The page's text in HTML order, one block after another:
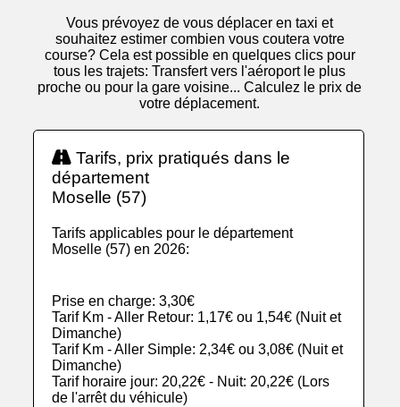
Vous prévoyez de vous déplacer en taxi et
souhaitez estimer combien vous coutera votre
course? Cela est possible en quelques clics pour
tous les trajets: Transfert vers l'aéroport le plus
proche ou pour la gare voisine... Calculez le prix de
votre déplacement.
Tarifs, prix pratiqués dans le
département
Moselle (57)
Tarifs applicables pour le département
Moselle (57) en 2026:
Prise en charge: 3,30€
Tarif Km - Aller Retour: 1,17€ ou 1,54€ (Nuit et
Dimanche)
Tarif Km - Aller Simple: 2,34€ ou 3,08€ (Nuit et
Dimanche)
Tarif horaire jour: 20,22€ - Nuit: 20,22€ (Lors
de l'arrêt du véhicule)